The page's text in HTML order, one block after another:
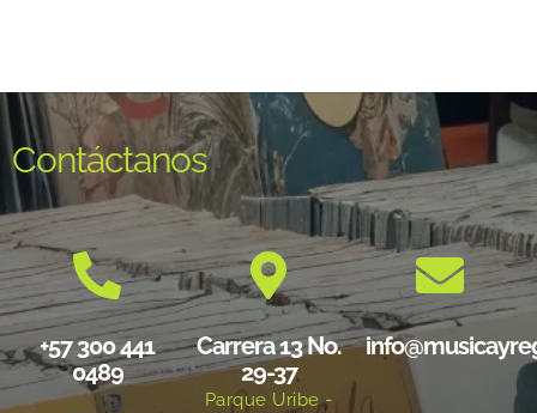
Contáctanos
+57 300 441
0489
Carrera 13 No.
29-37
Parque Uribe -